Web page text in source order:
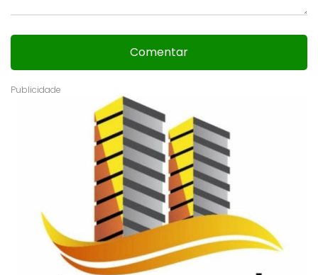
Comentar